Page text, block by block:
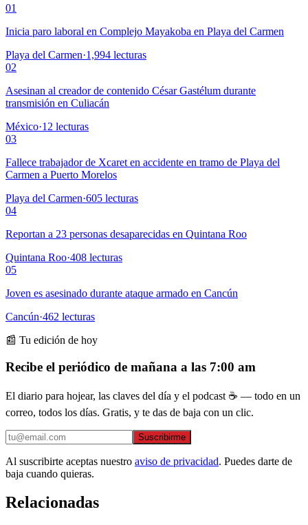
01
Inicia paro laboral en Complejo Mayakoba en Playa del Carmen
Playa del Carmen·1,994 lecturas
02
Asesinan al creador de contenido César Gastélum durante
transmisión en Culiacán
México·12 lecturas
03
Fallece trabajador de Xcaret en accidente en tramo de Playa del
Carmen a Puerto Morelos
Playa del Carmen·605 lecturas
04
Reportan a 23 personas desaparecidas en Quintana Roo
Quintana Roo·408 lecturas
05
Joven es asesinado durante ataque armado en Cancún
Cancún·462 lecturas
📰 Tu edición de hoy
Recibe el periódico de mañana a las 7:00 am
El diario para hojear, las claves del día y el podcast ☕ — todo en un
correo, todos los días. Gratis, y te das de baja con un clic.
Suscribirme
Al suscribirte aceptas nuestro aviso de privacidad. Puedes darte de
baja cuando quieras.
Relacionadas